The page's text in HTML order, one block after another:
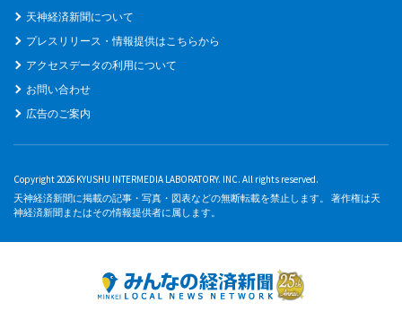
天神経済新聞について
プレスリリース・情報提供はこちらから
アクセスデータの利用について
お問い合わせ
広告のご案内
Copyright 2026 KYUSHU INTERMEDIA LABORATORY. INC. All rights reserved.
天神経済新聞に掲載の記事・写真・図表などの無断転載を禁止します。 著作権は天
神経済新聞またはその情報提供者に属します。